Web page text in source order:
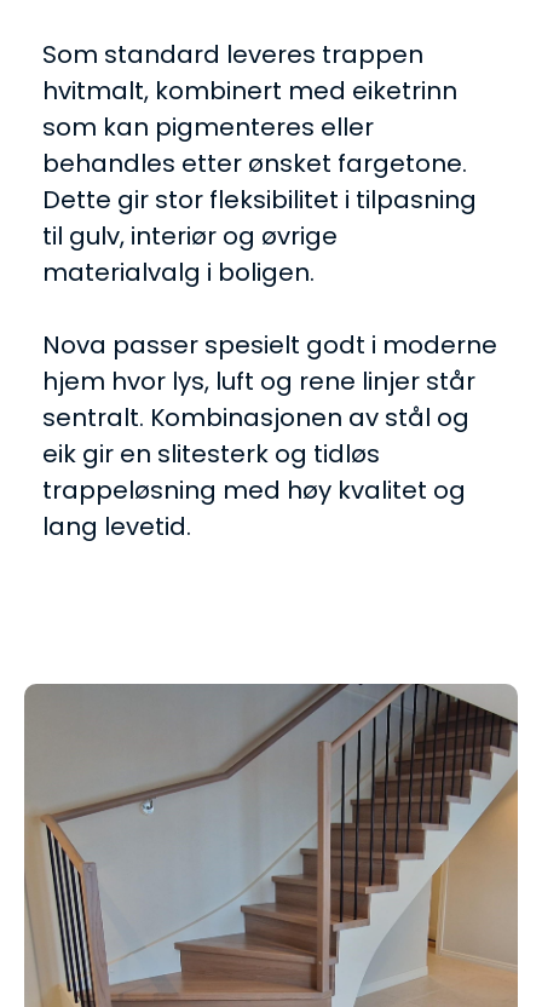
Som standard leveres trappen
hvitmalt, kombinert med eiketrinn
som kan pigmenteres eller
behandles etter ønsket fargetone.
Dette gir stor fleksibilitet i tilpasning
til gulv, interiør og øvrige
materialvalg i boligen.
Nova passer spesielt godt i moderne
hjem hvor lys, luft og rene linjer står
sentralt. Kombinasjonen av stål og
eik gir en slitesterk og tidløs
trappeløsning med høy kvalitet og
lang levetid.